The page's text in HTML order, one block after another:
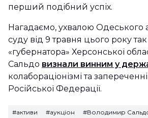
перший подібний успіх.
Нагадаємо, ухвалою Одеського
суду від 9 травня цього року
«губернатора» Херсонської
Сальдо визнали винним у
колабораціонізмі та
Російської Федерації.
#активи #аукціон #Володимир